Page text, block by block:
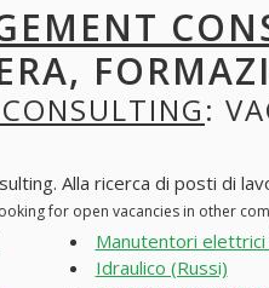
:
Alla ricerca di posti di
for open vacancies in other
Manutentori elettrici
Idraulico (Russi)